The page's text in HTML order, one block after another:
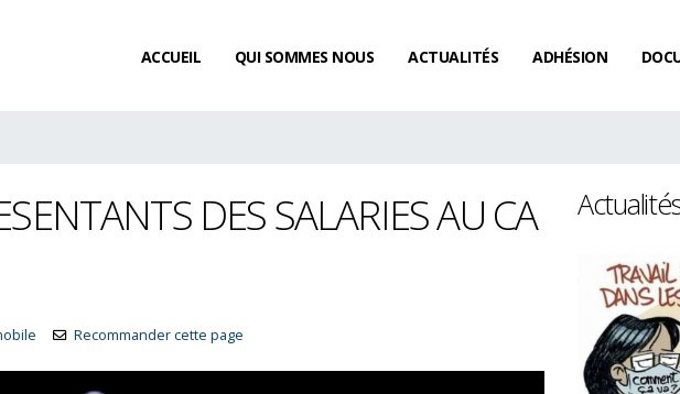
ACCUEIL QUI SOMMES NOUS ACTUALITÉS ADHÉSION
DES SALARIES AU CA
Recommander cette page